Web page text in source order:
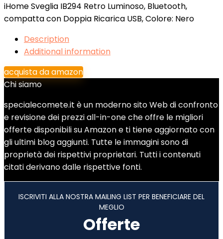
iHome Sveglia IB294 Retro Luminoso, Bluetooth,
compatta con Doppia Ricarica USB, Colore: Nero
Description
Additional information
acquista da amazon
Chi siamo
specialecomete.it è un moderno sito Web di confronto
e revisione dei prezzi all-in-one che offre le migliori
offerte disponibili su Amazon e ti tiene aggiornato con
gli ultimi blog aggiunti. Tutte le immagini sono di
proprietà dei rispettivi proprietari. Tutti i contenuti
citati derivano dalle rispettive fonti.
ISCRIVITI ALLA NOSTRA MAILING LIST PER BENEFICIARE DEL
MEGLIO
Offerte